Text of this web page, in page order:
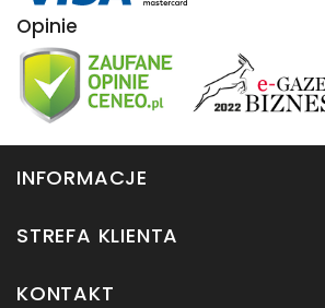
Opinie
INFORMACJE
STREFA KLIENTA
KONTAKT